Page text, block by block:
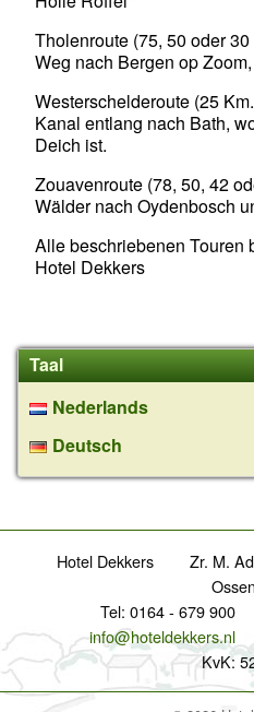
Tholenroute (75, 50 oder
Weg nach Bergen op
Westerschelderoute (25
Kanal entlang nach Bath,
Deich ist.
Zouavenroute (78, 50, 42
Wälder nach Oydenbosch
Alle beschriebenen Touren
Hotel Dekkers
Taal
Nederlands
Deutsch
Hotel Dekkers Zr. M.
Tel: 0164 - 679 900
info@hoteldekkers.nl
KvK: